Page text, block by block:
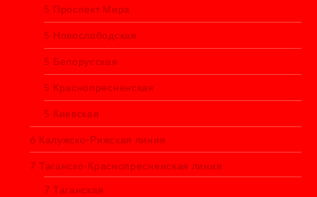
5 Проспект Мира
5 Новослободская
5 Белорусская
5 Краснопресненская
5 Киевская
6 Калужско-Рижская линия
7 Таганско-Краснопресненская линия
7 Таганская